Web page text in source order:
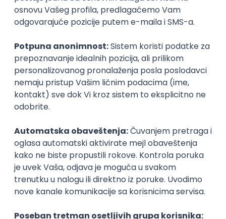
Program „Vreme na dar“ dostupan je od petka
do nedelje, u terminima od 13h do 17h.
Program je potpuno besplatan uz kupljenu
ulaznicu za muzej.
Poklonite porodici nezaboravno
iskustvo
Ovogodišnji praznici su savršena prilika da se
Posetite Muzej iluzija i otkrijte magiju „Vreme na dar –
praznika je čar“.
Za više informacija i rezervacije posetitenjihov sajt
Organizator
Muzej iluzija